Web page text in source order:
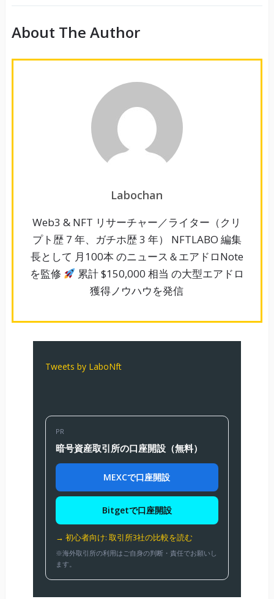
About The Author
Labochan
Web3 & NFT リサーチャー／ライター（クリ
プト歴 7 年、ガチホ歴 3 年） NFTLABO 編集
長として 月100本 のニュース＆エアドロNote
を監修
累計 $150,000 相当 の大型エアドロ
獲得ノウハウを発信
Tweets by LaboNft
PR
暗号資産取引所の口座開設（無料）
MEXCで口座開設
Bitgetで口座開設
→ 初心者向け: 取引所3社の比較を読む
※海外取引所の利用はご自身の判断・責任でお願いし
ます。